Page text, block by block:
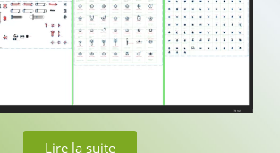
Lire la suite